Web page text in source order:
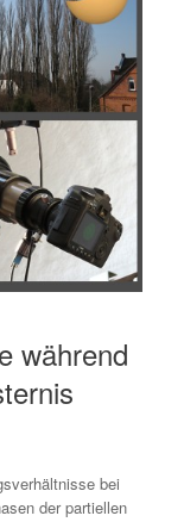
während
bei
der partiellen